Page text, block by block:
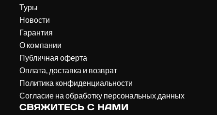
Туры
Новости
Гарантия
О компании
Публичная оферта
Оплата, доставка и возврат
Политика конфиденциальности
Согласие на обработку персональных данных
СВЯЖИТЕСЬ С НАМИ